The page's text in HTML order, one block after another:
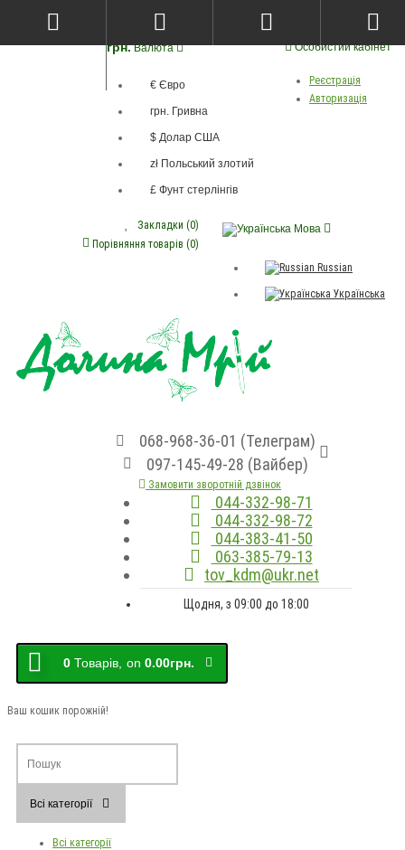
Особистий кабінет
Реєстрація
Авторизація
грн. Валюта
€ Євро
грн. Гривна
$ Долар США
zł Польський злотий
£ Фунт стерлінгів
Мова
Russian
Українська
Закладки (0)
Порівняння товарів (0)
068-968-36-01 (Телеграм)
097-145-49-28 (Вайбер)
Замовити зворотній дзвінок
044-332-98-71
044-332-98-72
044-383-41-50
063-385-79-13
tov_kdm@ukr.net
Щодня, з 09:00 до 18:00
0 Товарів, on 0.00грн.
Ваш кошик порожній!
Всі категорії
Всі категорії